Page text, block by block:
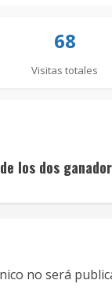
68
Visitas totales
los dos
no será